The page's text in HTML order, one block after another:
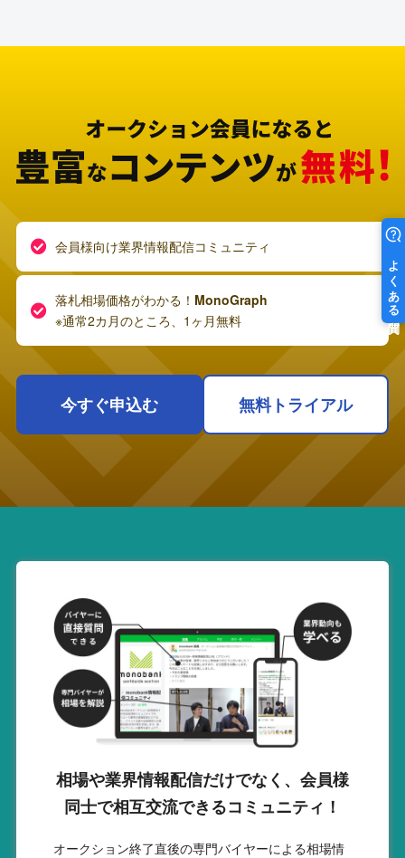
会員様向け業界情報配信コミュニティ
落札相場価格がわかる！ MonoGraph
※通常2カ月のところ、1ヶ月無料
今すぐ申込む 無料トライアル
相場や業界情報配信だけでなく、会員様
同士で相互交流できるコミュニティ！
オークション終了直後の専門バイヤーによる相場情